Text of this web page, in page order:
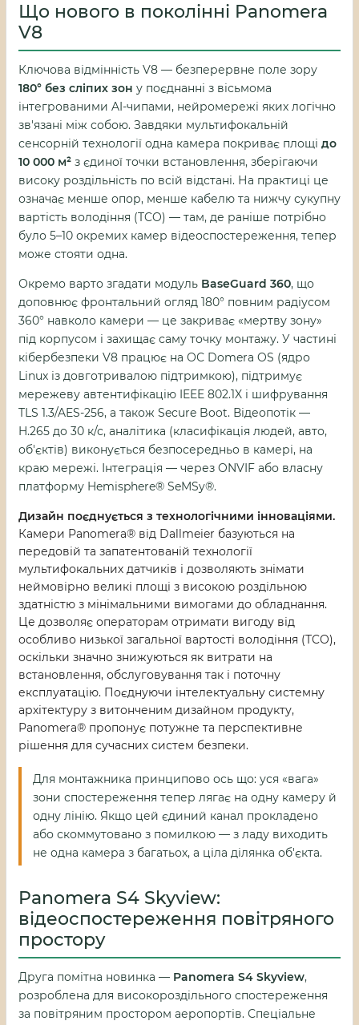
Що нового в поколінні Panomera
V8
Ключова відмінність V8 — безперервне поле зору
180° без сліпих зон у поєднанні з вісьмома
інтегрованими AI-чипами, нейромережі яких логічно
зв'язані між собою. Завдяки мультифокальній
сенсорній технології одна камера покриває площі до
10 000 м² з єдиної точки встановлення, зберігаючи
високу роздільність по всій відстані. На практиці це
означає менше опор, менше кабелю та нижчу сукупну
вартість володіння (TCO) — там, де раніше потрібно
було 5–10 окремих камер відеоспостереження, тепер
може стояти одна.
Окремо варто згадати модуль BaseGuard 360, що
доповнює фронтальний огляд 180° повним радіусом
360° навколо камери — це закриває «мертву зону»
під корпусом і захищає саму точку монтажу. У частині
кібербезпеки V8 працює на ОС Domera OS (ядро
Linux із довготривалою підтримкою), підтримує
мережеву автентифікацію IEEE 802.1X і шифрування
TLS 1.3/AES-256, а також Secure Boot. Відеопотік —
H.265 до 30 к/с, аналітика (класифікація людей, авто,
об'єктів) виконується безпосередньо в камері, на
краю мережі. Інтеграція — через ONVIF або власну
платформу Hemisphere® SeMSy®.
Дизайн поєднується з технологічними інноваціями.
Камери Panomera® від Dallmeier базуються на
передовій та запатентованій технології
мультифокальних датчиків і дозволяють знімати
неймовірно великі площі з високою роздільною
здатністю з мінімальними вимогами до обладнання.
Це дозволяє операторам отримати вигоду від
особливо низької загальної вартості володіння (TCO),
оскільки значно знижуються як витрати на
встановлення, обслуговування так і поточну
експлуатацію. Поєднуючи інтелектуальну системну
архітектуру з витонченим дизайном продукту,
Panomera® пропонує потужне та перспективне
рішення для сучасних систем безпеки.
Для монтажника принципово ось що: уся «вага»
зони спостереження тепер лягає на одну камеру й
одну лінію. Якщо цей єдиний канал прокладено
або скоммутовано з помилкою — з ладу виходить
не одна камера з багатьох, а ціла ділянка об'єкта.
Panomera S4 Skyview:
відеоспостереження повітряного
простору
Друга помітна новинка — Panomera S4 Skyview,
розроблена для високороздільного спостереження
за повітряним простором аеропортів. Спеціальне